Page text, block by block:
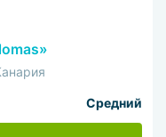
Средний